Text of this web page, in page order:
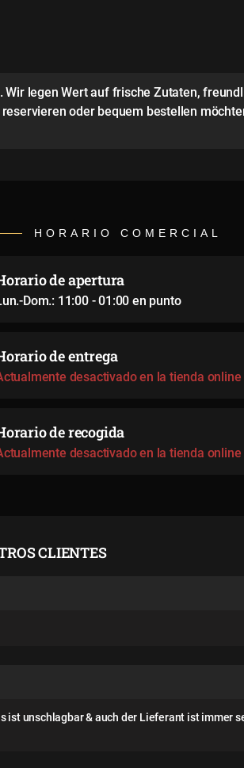
legen Wert auf frische Zutaten,
oder bequem bestellen
HORARIO COMERCIAL
de apertura
Dom.: 11:00 - 01:00 en punto
de entrega
desactivado en la tienda online
de recogida
desactivado en la tienda online
CLIENTES
unschlagbar & auch der Lieferant ist immer